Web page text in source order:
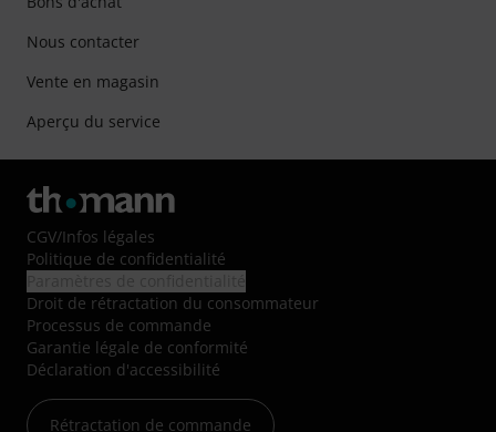
Nous contacter
Vente en magasin
Aperçu du service
CGV/Infos légales
Politique de confidentialité
Droit de rétractation du consommateur
Processus de commande
Garantie légale de conformité
Déclaration d'accessibilité
Rétractation de commande